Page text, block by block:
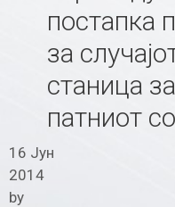
постапка
за
станица
патниот
16 Јун
2014
by